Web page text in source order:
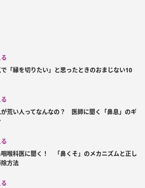
「縁を切りたい」と思ったときのおまじない10
荒い人ってなんなの？ 医師に聞く「鼻息」のギ
喉科医に聞く！ 「鼻くそ」のメカニズムと正し
方法